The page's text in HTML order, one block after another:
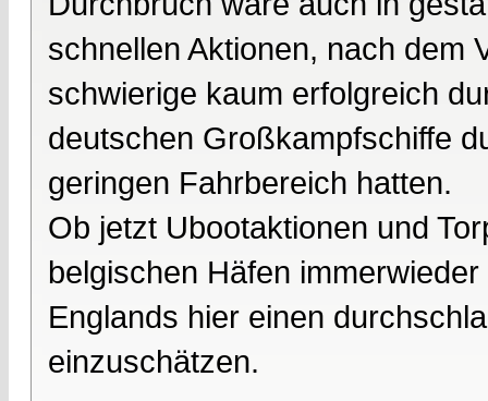
schnellen Aktionen, nach dem
schwierige kaum erfolgreich
deutschen Großkampfschiffe
geringen Fahrbereich hatten.
Ob jetzt Ubootaktionen und
belgischen Häfen
Englands hier einen
einzuschätzen.